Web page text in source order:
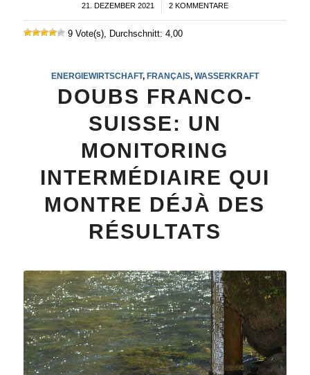
21. DEZEMBER 2021
/ 2 KOMMENTARE
9 Vote(s), Durchschnitt: 4,00
ENERGIEWIRTSCHAFT, FRANÇAIS, WASSERKRAFT
DOUBS FRANCO-
SUISSE: UN
MONITORING
INTERMÉDIAIRE QUI
MONTRE DÉJÀ DES
RÉSULTATS